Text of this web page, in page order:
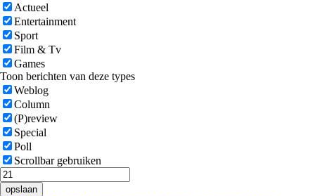
Actueel
Entertainment
Sport
Film & Tv
Games
Toon berichten van deze types
Weblog
Column
(P)review
Special
Poll
Scrollbar gebruiken
opslaan